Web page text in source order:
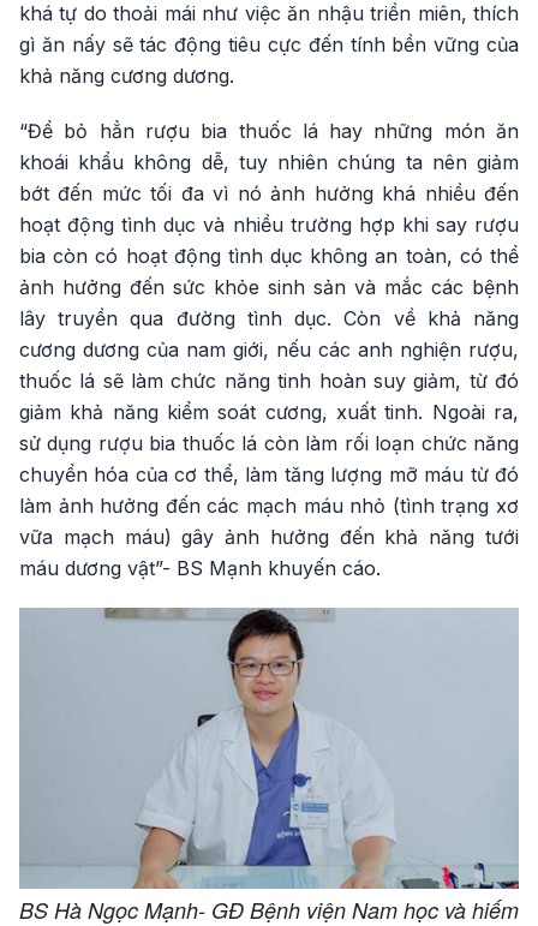
khá tự do thoải mái như việc ăn nhậu triền miên, thích
gì ăn nấy sẽ tác động tiêu cực đến tính bền vững của
khả năng cương dương.
“Để bỏ hẳn rượu bia thuốc lá hay những món ăn
khoái khẩu không dễ, tuy nhiên chúng ta nên giảm
bớt đến mức tối đa vì nó ảnh hưởng khá nhiều đến
hoạt động tình dục và nhiều trường hợp khi say rượu
bia còn có hoạt động tình dục không an toàn, có thể
ảnh hưởng đến sức khỏe sinh sản và mắc các bệnh
lây truyền qua đường tình dục. Còn về khả năng
cương dương của nam giới, nếu các anh nghiện rượu,
thuốc lá sẽ làm chức năng tinh hoàn suy giảm, từ đó
giảm khả năng kiểm soát cương, xuất tinh. Ngoài ra,
sử dụng rượu bia thuốc lá còn làm rối loạn chức năng
chuyển hóa của cơ thể, làm tăng lượng mỡ máu từ đó
làm ảnh hưởng đến các mạch máu nhỏ (tình trạng xơ
vữa mạch máu) gây ảnh hưởng đến khả năng tưới
máu dương vật”- BS Mạnh khuyến cáo.
BS Hà Ngọc Mạnh- GĐ Bệnh viện Nam học và hiếm